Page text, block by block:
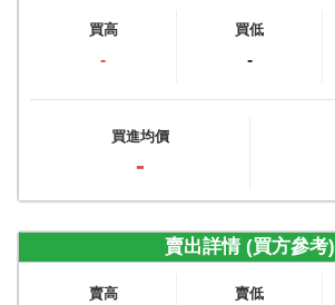
買高
-
買低
-
買進均價
-
賣出詳情 (買方參考)
賣高 賣低